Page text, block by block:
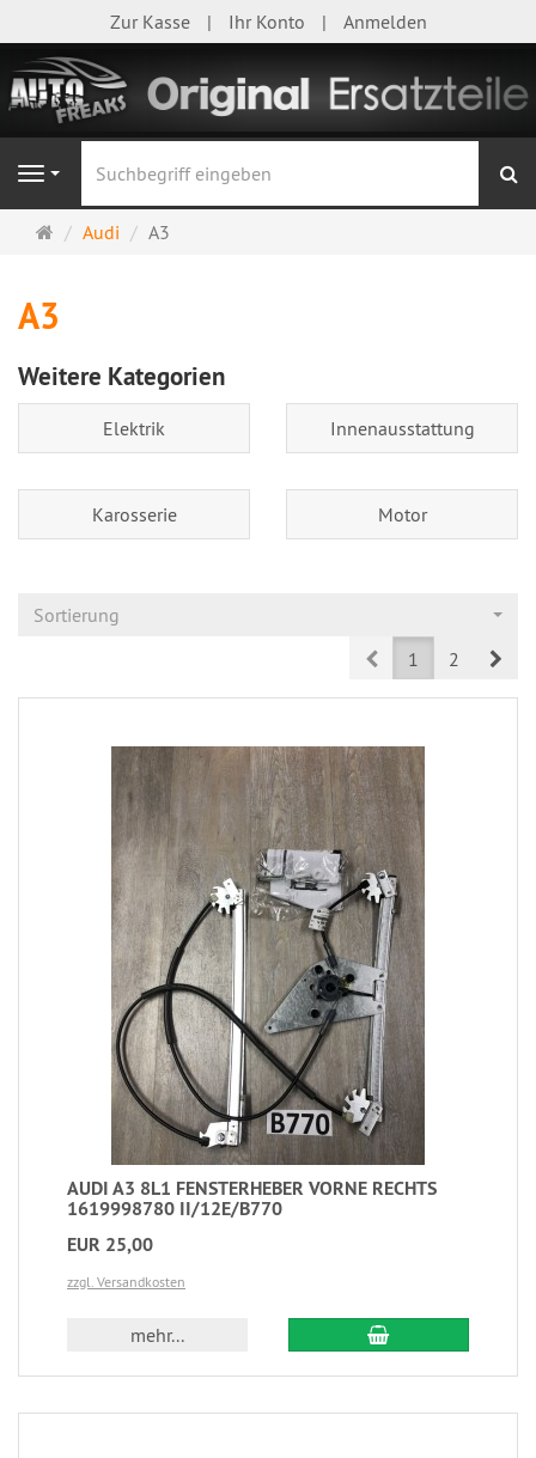
Zur Kasse Ihr Konto Anmelden
Navigation
Startseite
Audi A3
A3
Weitere Kategorien
Elektrik Innenausstattung
Karosserie Motor
Sortierung
Prev1 2
AUDI A3 8L1 FENSTERHEBER VORNE RECHTS
1619998780 II/12E/B770
EUR 25,00
zzgl. Versandkosten
mehr...